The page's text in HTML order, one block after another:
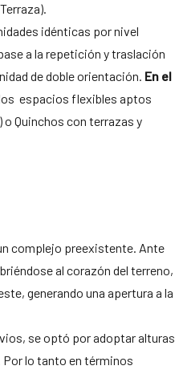
idénticas por nivel
a la repetición y traslación
de doble orientación. En el
espacios flexibles aptos
o Quinchos con terrazas y
complejo preexistente. Ante
al corazón del terreno,
generando una apertura a la
se optó por adoptar alturas
lo tanto en términos